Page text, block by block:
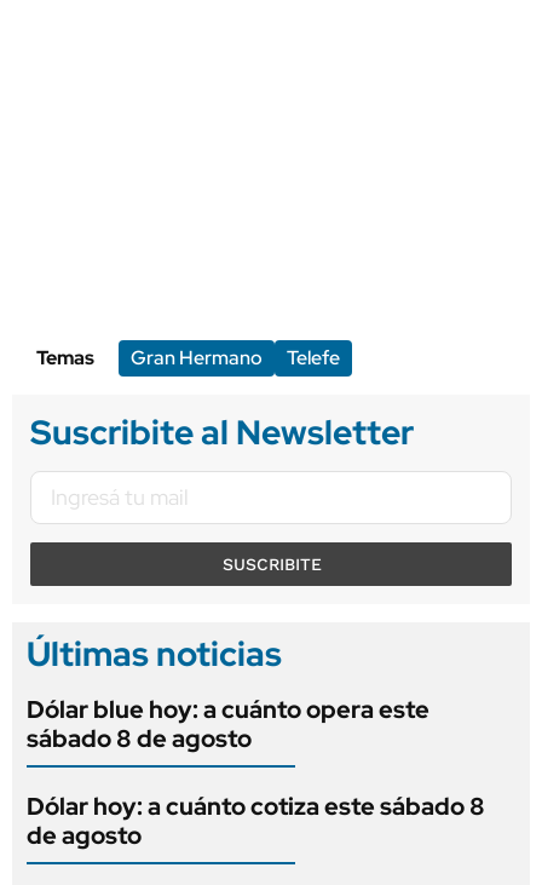
Temas Gran Hermano Telefe
Suscribite al Newsletter
SUSCRIBITE
Últimas noticias
Dólar blue hoy: a cuánto opera este
sábado 8 de agosto
Dólar hoy: a cuánto cotiza este sábado 8
de agosto